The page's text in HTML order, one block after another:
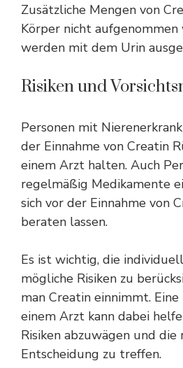
Zusätzliche Mengen von
Körper nicht aufgenommen
werden mit dem Urin
Risiken und
Personen mit
der Einnahme von Creatin
einem Arzt halten. Auch
regelmäßig Medikamente
sich vor der Einnahme von
beraten lassen.
Es ist wichtig, die
mögliche Risiken zu
man Creatin einnimmt.
einem Arzt kann dabei
Risiken abzuwägen und die
Entscheidung zu treffen.